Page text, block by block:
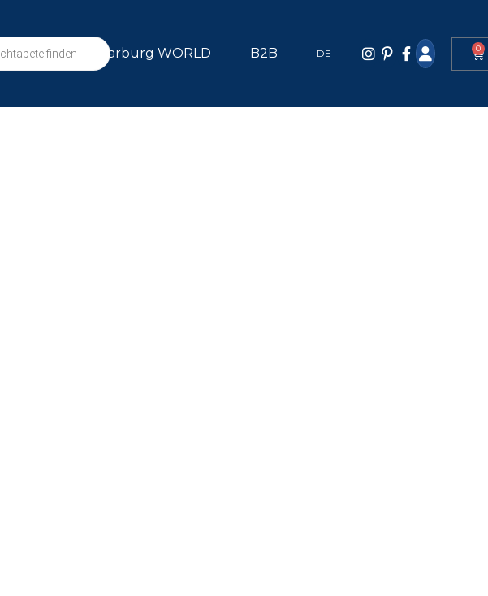
marburg WORLD B2B DE 0